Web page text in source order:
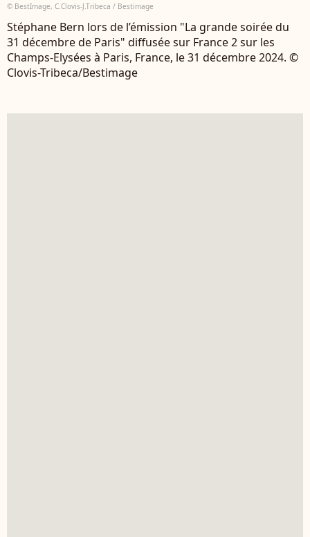
© BestImage, C.Clovis-J.Tribeca / Bestimage
Stéphane Bern lors de l’émission "La grande soirée du
31 décembre de Paris" diffusée sur France 2 sur les
Champs-Elysées à Paris, France, le 31 décembre 2024. ©
Clovis-Tribeca/Bestimage